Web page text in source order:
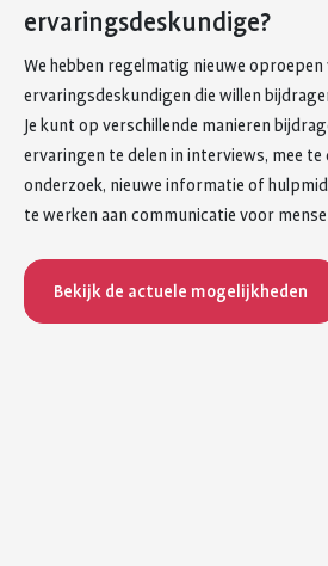
ervaringsdeskundige?
We hebben regelmatig nieuwe oproepen
ervaringsdeskundigen die willen
Je kunt op verschillende manieren
ervaringen te delen in interviews, mee te
onderzoek, nieuwe informatie of
te werken aan communicatie voor
Bekijk de actuele mogelijkheden